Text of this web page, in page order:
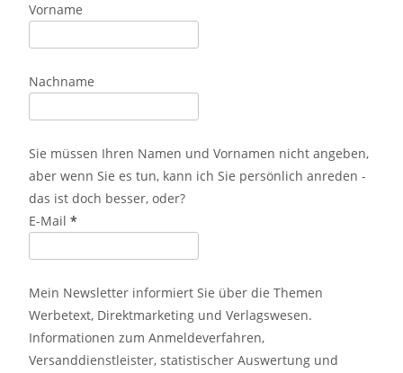
Vorname
Nachname
Sie müssen Ihren Namen und Vornamen nicht angeben,
aber wenn Sie es tun, kann ich Sie persönlich anreden -
das ist doch besser, oder?
E-Mail *
Mein Newsletter informiert Sie über die Themen
Werbetext, Direktmarketing und Verlagswesen.
Informationen zum Anmeldeverfahren,
Versanddienstleister, statistischer Auswertung und